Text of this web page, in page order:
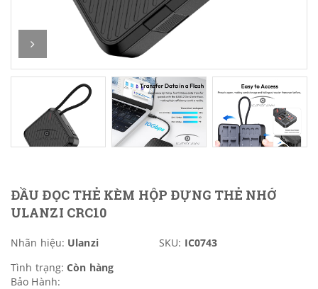
ĐẦU ĐỌC THẺ KÈM HỘP ĐỰNG THẺ NHỚ
ULANZI CRC10
Nhãn hiệu: Ulanzi SKU: IC0743
Tình trạng: Còn hàng
Bảo Hành: